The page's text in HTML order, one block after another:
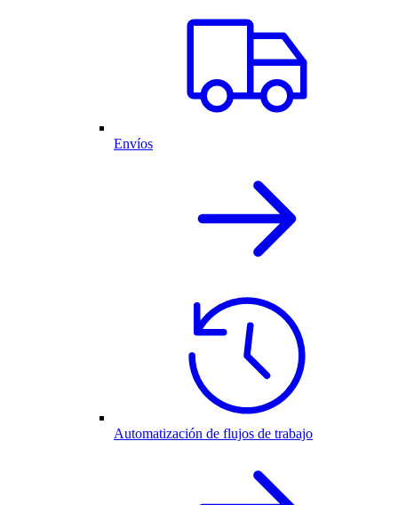
Envíos
Automatización de flujos de trabajo